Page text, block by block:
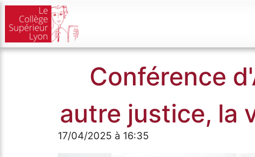
Conférence
autre justice, la
17/04/2025 à 16:35